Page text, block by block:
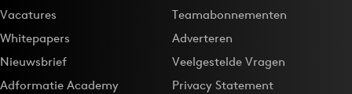
Vacatures
Whitepapers
Nieuwsbrief
Adformatie Academy
Teamabonnementen
Adverteren
Veelgestelde Vragen
Privacy Statement